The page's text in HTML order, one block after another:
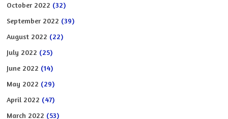
October 2022 (32)
September 2022 (39)
August 2022 (22)
July 2022 (25)
June 2022 (14)
May 2022 (29)
April 2022 (47)
March 2022 (53)